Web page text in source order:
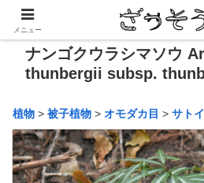
ナンゴクウラシマソウ
thunbergii subsp.
植物 > 被子植物 > オモダカ目 > サト
メニュー